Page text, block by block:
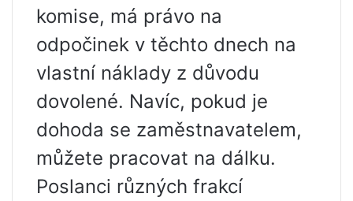
komise, má právo na
odpočinek v těchto dnech na
vlastní náklady z důvodu
dovolené. Navíc, pokud je
dohoda se zaměstnavatelem,
můžete pracovat na dálku.
Poslanci různých frakcí